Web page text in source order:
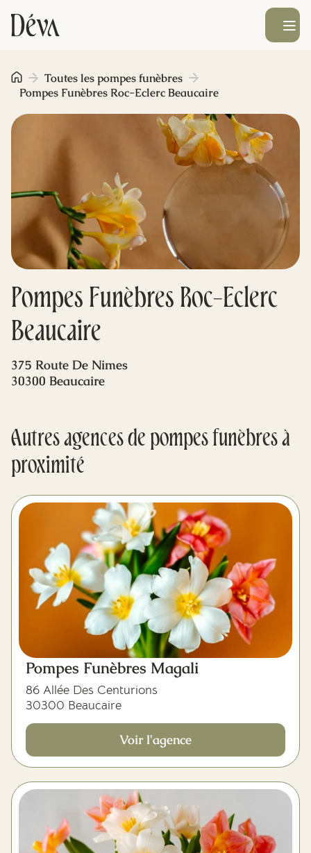
Obsèques
Prévoyance
Monument funéraire
Livraison de fleurs
Blog
Ouvrir le
Pompes Funèbres Roc-Eclerc
Beaucaire
Toutes les pompes funèbres
Pompes Funèbres Roc-Eclerc Beaucaire
375 Route De Nimes
30300 Beaucaire
Autres agences de pompes funèbres à
proximité
Pompes Funèbres Magali
86 Allée Des Centurions
30300 Beaucaire
Voir l'agence